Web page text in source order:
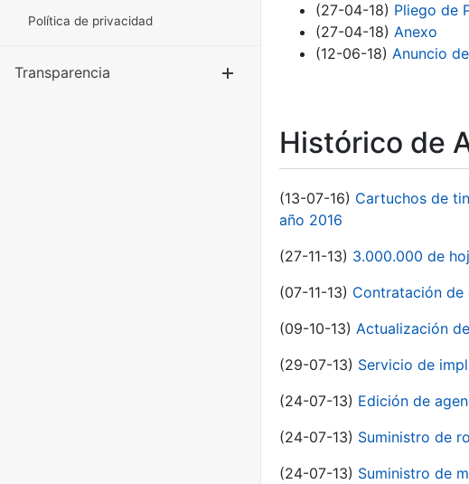
Política de privacidad
Transparencia
(27-04-18) Pliego de
(27-04-18) Anexo
(12-06-18) Anuncio
Histórico de
(13-07-16) Cartuchos de
año 2016
(27-11-13) 3.000.000 de
(07-11-13) Contratación de
(09-10-13) Actualización
(29-07-13) Servicio de
(24-07-13) Edición de
(24-07-13) Suministro de
(24-07-13) Suministro de